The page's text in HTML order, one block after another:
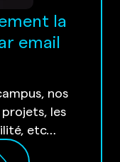
la
email
nos
les
etc…